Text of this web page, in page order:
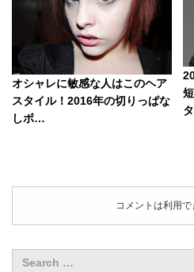
オシャレに敏感な人はこのヘア
スタイル！2016年の切りっぱな
しボ…
コメントは利用で